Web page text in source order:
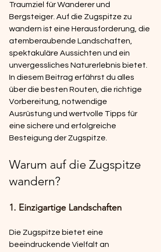
Traumziel für Wanderer und
Bergsteiger. Auf die Zugspitze zu
wandern ist eine Herausforderung, die
atemberaubende Landschaften,
spektakuläre Aussichten und ein
unvergessliches Naturerlebnis bietet.
In diesem Beitrag erfährst du alles
über die besten Routen, die richtige
Vorbereitung, notwendige
Ausrüstung und wertvolle Tipps für
eine sichere und erfolgreiche
Besteigung der Zugspitze.
Warum auf die Zugspitze
wandern?
1. Einzigartige Landschaften
Die Zugspitze bietet eine
beeindruckende Vielfalt an